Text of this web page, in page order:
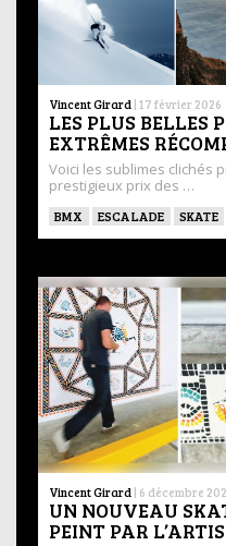
Vincent Girard | 17 février 2026
LES PLUS BELLES
EXTRÊMES
Voici les sublimes clichés
prestigieux prix des …
BMX ESCALADE SKATE
Vincent Girard | 6 décembre
UN NOUVEAU
PEINT PAR